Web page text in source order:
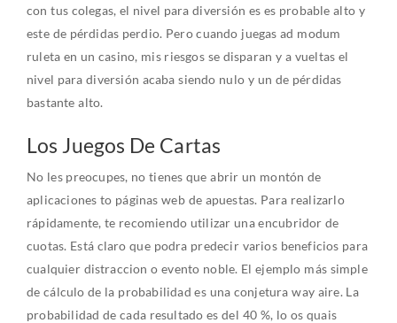
con tus colegas, el nivel para diversión es es probable alto y
este de pérdidas perdio. Pero cuando juegas ad modum
ruleta en un casino, mis riesgos se disparan y a vueltas el
nivel para diversión acaba siendo nulo y un de pérdidas
bastante alto.
Los Juegos De Cartas
No les preocupes, no tienes que abrir un montón de
aplicaciones to páginas web de apuestas. Para realizarlo
rápidamente, te recomiendo utilizar una encubridor de
cuotas. Está claro que podra predecir varios beneficios para
cualquier distraccion o evento noble. El ejemplo más simple
de cálculo de la probabilidad es una conjetura way aire. La
probabilidad de cada resultado es del 40 %, lo os quais